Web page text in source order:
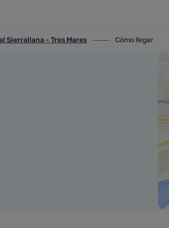
- Tres Mares
Sierrallana - Tres Mares
ir-a Cómo llegar
Cómo llegar